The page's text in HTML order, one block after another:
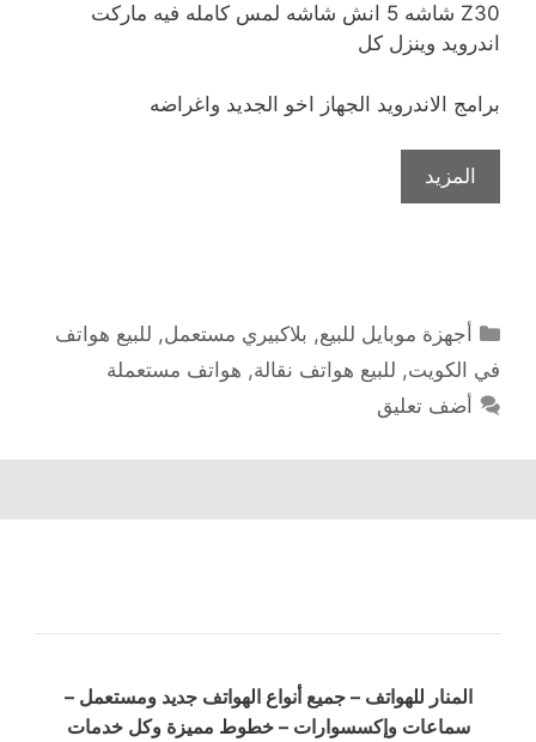
Z30 شاشه 5 انش شاشه لمس كامله فيه ماركت
اندرويد وينزل كل
برامج الاندرويد الجهاز اخو الجديد واغراضه
المزيد
التصنيفات
أجهزة موبايل للبيع, بلاكبيري مستعمل, للبيع هواتف
في الكويت, للبيع هواتف نقالة, هواتف مستعملة
أضف تعليق
المنار للهواتف – جميع أنواع الهواتف جديد ومستعمل –
سماعات وإكسسوارات – خطوط مميزة وكل خدمات